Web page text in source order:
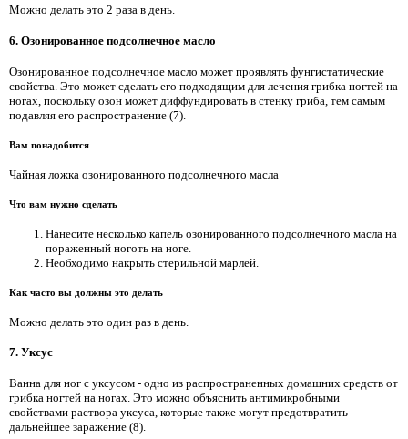
Можно делать это 2 раза в день.
6. Озонированное подсолнечное масло
Озонированное подсолнечное масло может проявлять фунгистатические
свойства. Это может сделать его подходящим для лечения грибка ногтей на
ногах, поскольку озон может диффундировать в стенку гриба, тем самым
подавляя его распространение (7).
Вам понадобится
Чайная ложка озонированного подсолнечного масла
Что вам нужно сделать
Нанесите несколько капель озонированного подсолнечного масла на
пораженный ноготь на ноге.
Необходимо накрыть стерильной марлей.
Как часто вы должны это делать
Можно делать это один раз в день.
7. Уксус
Ванна для ног с уксусом - одно из распространенных домашних средств от
грибка ногтей на ногах. Это можно объяснить антимикробными
свойствами раствора уксуса, которые также могут предотвратить
дальнейшее заражение (8).